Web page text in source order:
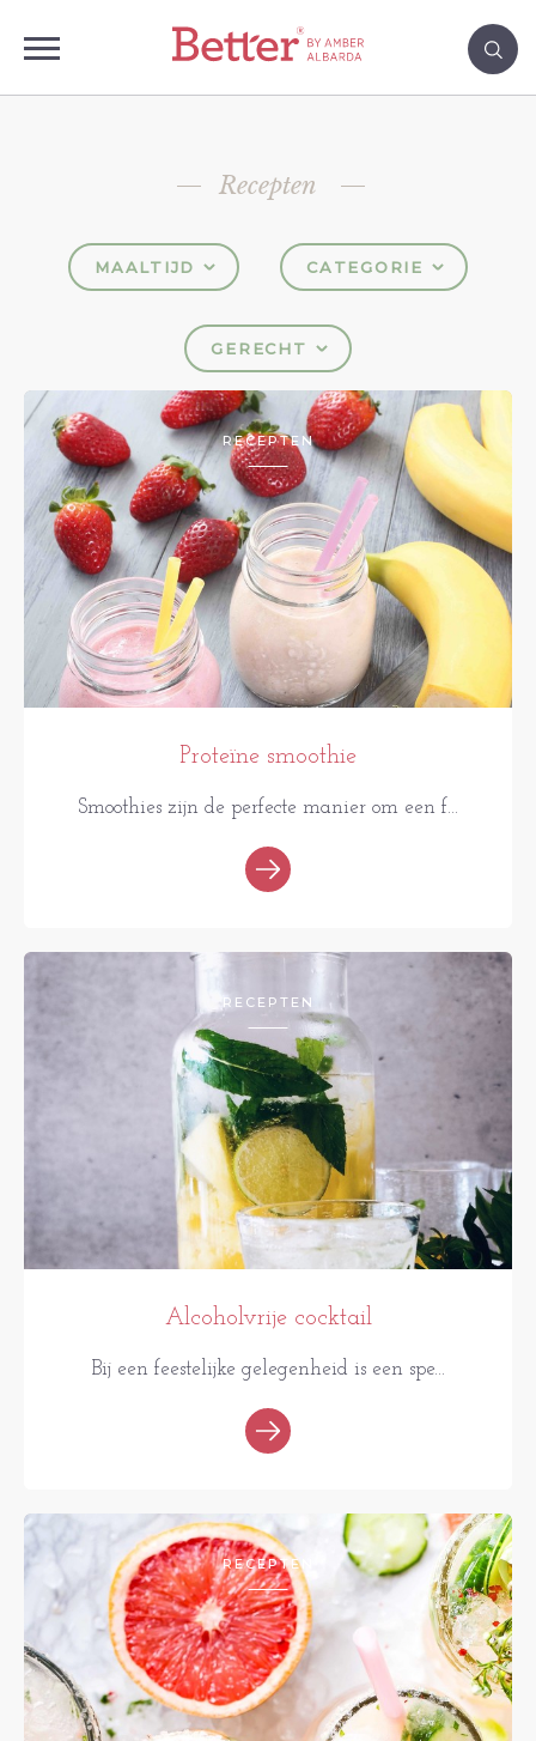
Recepten
MAALTIJD CATEGORIE
GERECHT
RECEPTEN
Proteïne smoothie
Smoothies zijn de perfecte manier om een f...
RECEPTEN
Alcoholvrije cocktail
Bij een feestelijke gelegenheid is een spe...
RECEPTEN